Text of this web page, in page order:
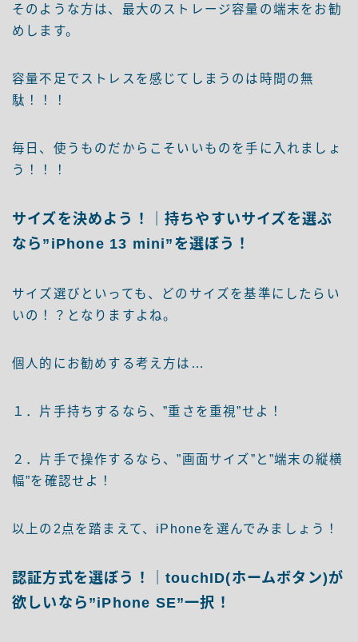
そのような方は、最大のストレージ容量の端末をお勧
めします。
容量不足でストレスを感じてしまうのは時間の無
駄！！！
毎日、使うものだからこそいいものを手に入れましょ
う！！！
サイズを決めよう！｜持ちやすいサイズを選ぶ
なら”iPhone 13 mini”を選ぼう！
サイズ選びといっても、どのサイズを基準にしたらい
いの！？となりますよね。
個人的にお勧めする考え方は…
１．片手持ちするなら、”重さを重視”せよ！
２．片手で操作するなら、”画面サイズ”と”端末の縦横
幅”を確認せよ！
以上の2点を踏まえて、iPhoneを選んでみましょう！
認証方式を選ぼう！｜touchID(ホームボタン)が
欲しいなら”iPhone SE”一択！